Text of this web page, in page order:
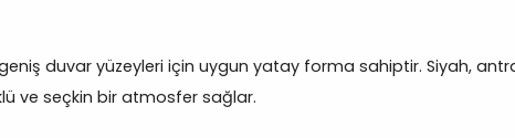
duvar yüzeyleri için uygun yatay forma sahiptir. Siyah,
ve seçkin bir atmosfer sağlar.